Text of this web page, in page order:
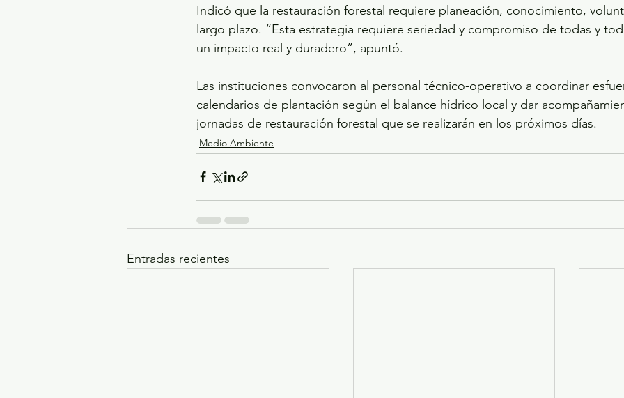
Indicó que la restauración forestal requiere planeación, conocimiento,
largo plazo. “Esta estrategia requiere seriedad y compromiso de todas y
un impacto real y duradero”, apuntó.
Las instituciones convocaron al personal técnico-operativo a coordinar
calendarios de plantación según el balance hídrico local y dar
jornadas de restauración forestal que se realizarán en los próximos días.
Medio Ambiente
Entradas recientes